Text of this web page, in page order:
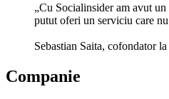
„Cu Socialinsider am avut
putut oferi un serviciu care
Sebastian Saita, cofondator
Companie